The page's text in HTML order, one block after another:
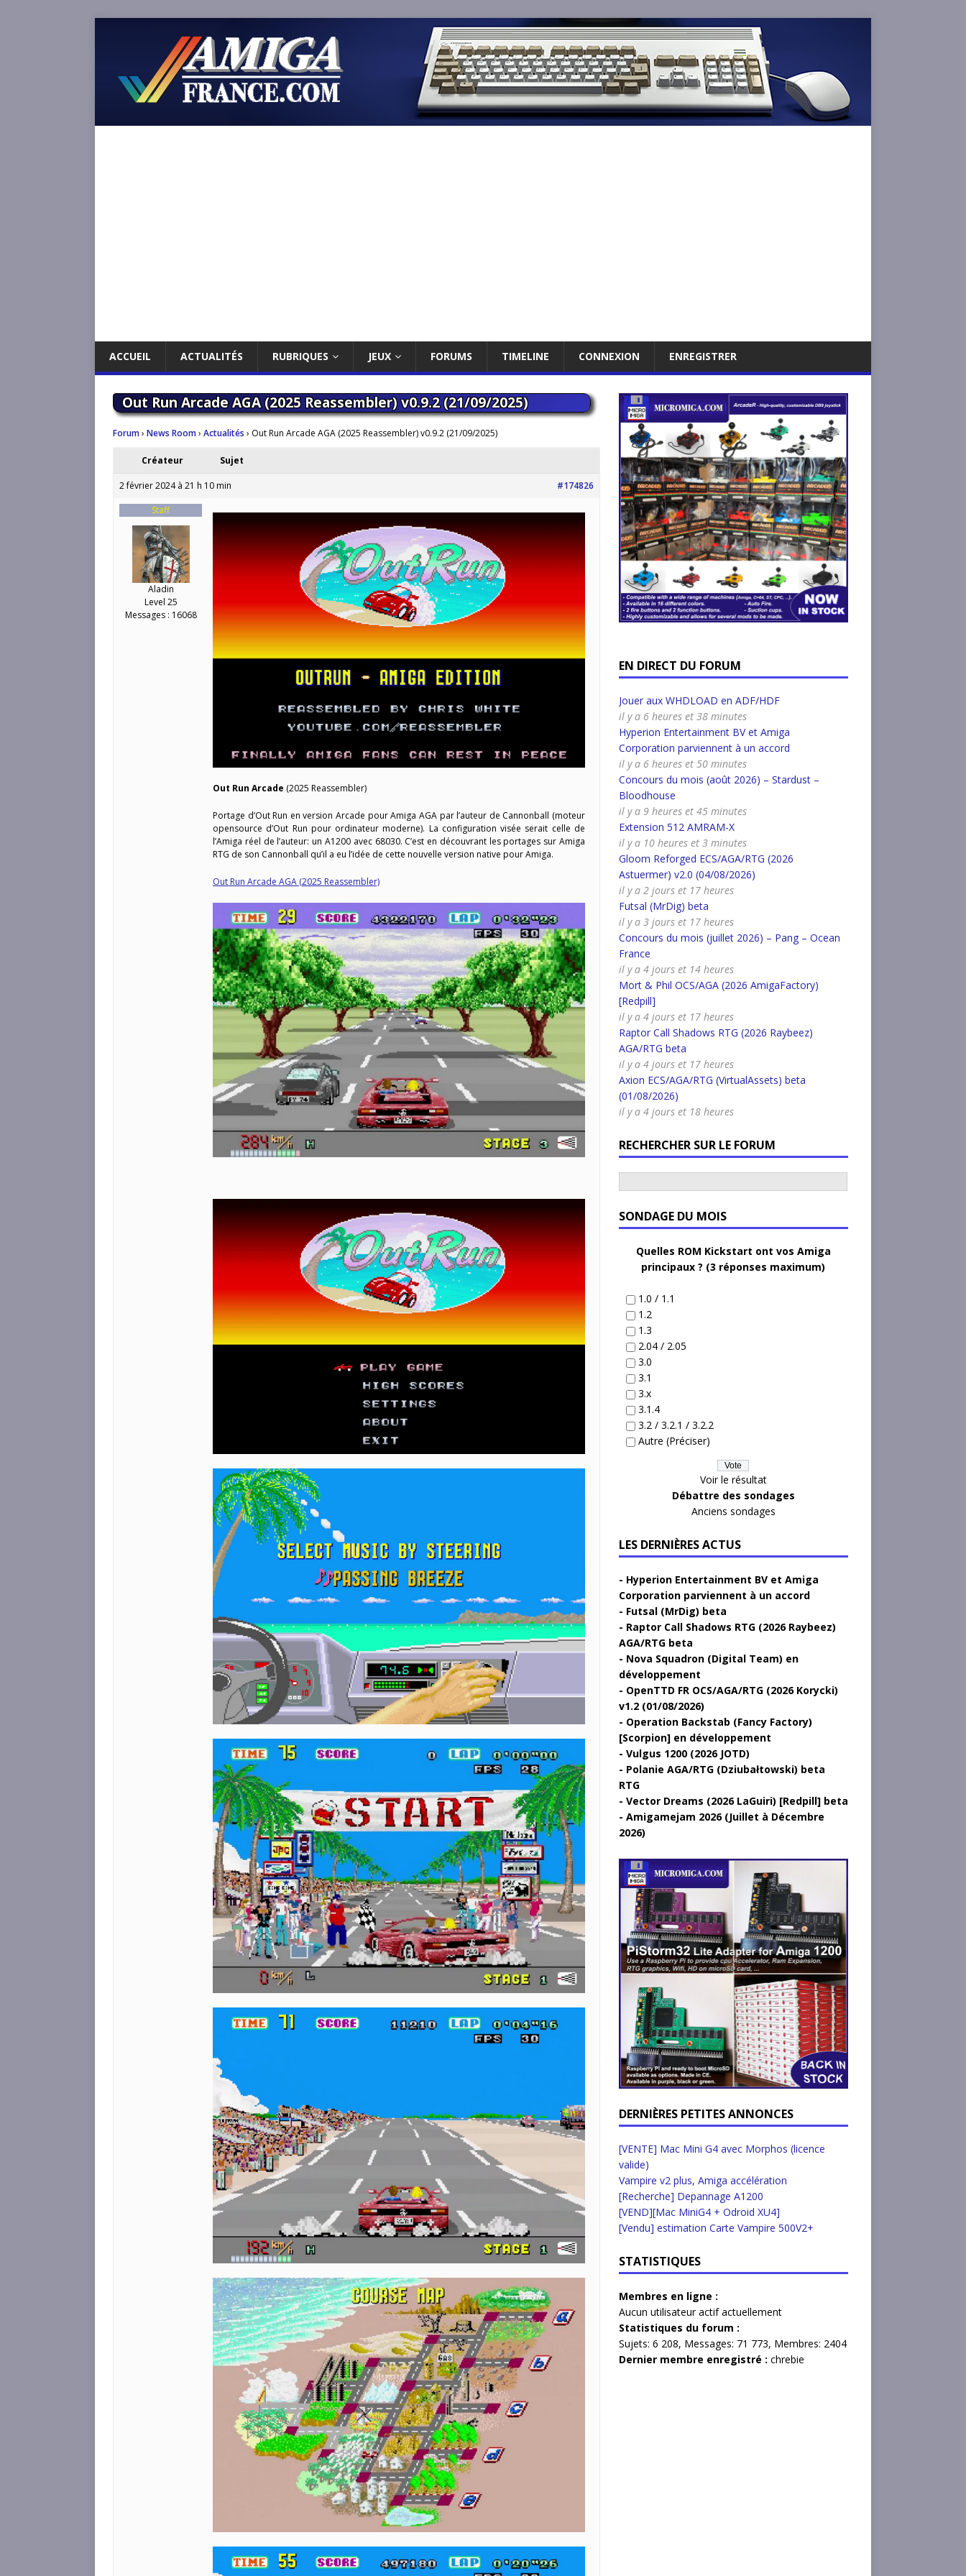
ACCUEIL ACTUALITÉS RUBRIQUES JEUX FORUMS TIMELINE CONNEXION ENREGISTRER
Out Run Arcade AGA (2025 Reassembler) v0.9.2 (21/09/2025)
Forum› News Room› Actualités › Out Run Arcade AGA (2025 Reassembler) v0.9.2 (21/09/2025)
Créateur Sujet
2 février 2024 à 21 h 10 min
#174826
Staff
Aladin
Level 25
Messages : 16068
Out Run Arcade (2025 Reassembler)
Portage d’Out Run en version Arcade pour Amiga AGA par l’auteur de Cannonball (moteur
opensource d’Out Run pour ordinateur moderne). La configuration visée serait celle de
l’Amiga réel de l’auteur: un A1200 avec 68030. C’est en découvrant les portages sur Amiga
RTG de son Cannonball qu’il a eu l’idée de cette nouvelle version native pour Amiga.
Out Run Arcade AGA (2025 Reassembler)
EN DIRECT DU FORUM
Jouer aux WHDLOAD en ADF/HDF
il y a 6 heures et 38 minutes
Hyperion Entertainment BV et Amiga
Corporation parviennent à un accord
il y a 6 heures et 50 minutes
Concours du mois (août 2026) – Stardust –
Bloodhouse
il y a 9 heures et 45 minutes
Extension 512 AMRAM-X
il y a 10 heures et 3 minutes
Gloom Reforged ECS/AGA/RTG (2026
Astuermer) v2.0 (04/08/2026)
il y a 2 jours et 17 heures
Futsal (MrDig) beta
il y a 3 jours et 17 heures
Concours du mois (juillet 2026) – Pang – Ocean
France
il y a 4 jours et 14 heures
Mort & Phil OCS/AGA (2026 AmigaFactory)
[Redpill]
il y a 4 jours et 17 heures
Raptor Call Shadows RTG (2026 Raybeez)
AGA/RTG beta
il y a 4 jours et 17 heures
Axion ECS/AGA/RTG (VirtualAssets) beta
(01/08/2026)
il y a 4 jours et 18 heures
RECHERCHER SUR LE FORUM
SONDAGE DU MOIS
Quelles ROM Kickstart ont vos Amiga
principaux ? (3 réponses maximum)
1.0 / 1.1
1.2
1.3
2.04 / 2.05
3.0
3.1
3.x
3.1.4
3.2 / 3.2.1 / 3.2.2
Autre (Préciser)
Voir le résultat
Débattre des sondages
Anciens sondages
LES DERNIÈRES ACTUS
Hyperion Entertainment BV et Amiga
Corporation parviennent à un accord
Futsal (MrDig) beta
Raptor Call Shadows RTG (2026 Raybeez)
AGA/RTG beta
Nova Squadron (Digital Team) en
développement
OpenTTD FR OCS/AGA/RTG (2026 Korycki)
v1.2 (01/08/2026)
Operation Backstab (Fancy Factory)
[Scorpion] en développement
Vulgus 1200 (2026 JOTD)
Polanie AGA/RTG (Dziubałtowski) beta
RTG
Vector Dreams (2026 LaGuiri) [Redpill] beta
Amigamejam 2026 (Juillet à Décembre
2026)
DERNIÈRES PETITES ANNONCES
[VENTE] Mac Mini G4 avec Morphos (licence
valide)
Vampire v2 plus, Amiga accélération
[Recherche] Depannage A1200
[VEND][Mac MiniG4 + Odroid XU4]
[Vendu] estimation Carte Vampire 500V2+
STATISTIQUES
Membres en ligne :
Aucun utilisateur actif actuellement
Statistiques du forum :
Sujets: 6 208, Messages: 71 773, Membres: 2404
Dernier membre enregistré : chrebie